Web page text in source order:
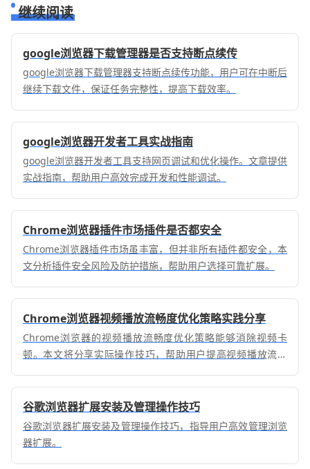
继续阅读
google浏览器下载管理器是否支持断点续传
google浏览器下载管理器支持断点续传功能，用户可在中断后
继续下载文件，保证任务完整性，提高下载效率。
google浏览器开发者工具实战指南
google浏览器开发者工具支持网页调试和优化操作。文章提供
实战指南，帮助用户高效完成开发和性能调试。
Chrome浏览器插件市场插件是否都安全
Chrome浏览器插件市场虽丰富，但并非所有插件都安全，本
文分析插件安全风险及防护措施，帮助用户选择可靠扩展。
Chrome浏览器视频播放流畅度优化策略实践分享
Chrome浏览器的视频播放流畅度优化策略能够消除视频卡
顿。本文将分享实际操作技巧，帮助用户提高视频播放流畅
谷歌浏览器扩展安装及管理操作技巧
谷歌浏览器扩展安装及管理操作技巧，指导用户高效管理浏览
器扩展。